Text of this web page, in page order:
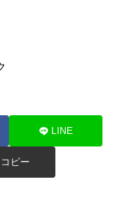
LINE
コピー